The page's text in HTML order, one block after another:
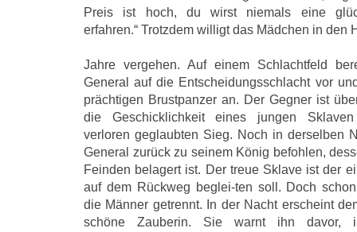
Preis ist hoch, du wirst niemals eine
erfahren.“ Trotzdem willigt das Mädchen in den
Jahre vergehen. Auf einem Schlachtfeld
General auf die Entscheidungsschlacht vor
prächtigen Brustpanzer an. Der Gegner ist
die Geschicklichkeit eines jungen
verloren geglaubten Sieg. Noch in derselben
General zurück zu seinem König befohlen,
Feinden belagert ist. Der treue Sklave ist der
auf dem Rückweg beglei-ten soll. Doch
die Männer getrennt. In der Nacht erscheint
schöne Zauberin. Sie warnt ihn davor,